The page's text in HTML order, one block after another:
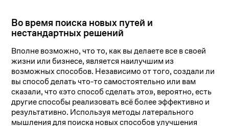
Во время поиска новых путей и
нестандартных решений
Вполне возможно, что то, как вы делаете все в своей
жизни или бизнесе, является наилучшим из
возможных способов. Независимо от того, создали ли
вы способ делать что-то самостоятельно или вам
сказали, что «это способ сделать это», вероятно, есть
другие способы реализовать всё более эффективно и
результативно. Используя методы латерального
мышления для поиска новых способов улучшения